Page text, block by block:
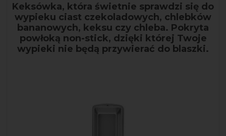
Keksówka, która świetnie sprawdzi się do
wypieku ciast czekoladowych, chlebków
bananowych, keksu czy chleba. Pokryta
powłoką non-stick, dzięki której Twoje
wypieki nie będą przywierać do blaszki.